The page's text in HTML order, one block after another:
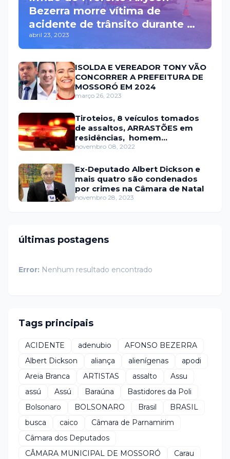
Bezerra morre vítima de
acidente de trânsito durante a
madrugada na BR 110 em
Mossoró
abril 23, 2023
ISOLDA E VEREADOR TONY VÃO
CONCORRER A PREFEITURA DE
MOSSORÓ EM 2024
março 26, 2023
Tiroteios, 8 veículos tomados
de assaltos, ARRASTÕES em
residências, homem
encontrado morto
novembro 08, 2022
Ex-Deputado Albert Dickson e
mais quatro são condenados
por crimes na Câmara de Natal
novembro 28, 2023
últimas postagens
Error: Nenhum resultado encontrado
Tags principais
ACIDENTE adenubio
AFONSO BEZERRA
Albert Dickson
aliança alienígenas
apodi
Areia Branca
ARTISTAS assalto
Assu
assú
Assú Baraúna
Bastidores da Poli
Bolsonaro
BOLSONARO Brasil
BRASIL
busca
caico
Câmara de Parnamirim
Câmara dos Deputados
CÂMARA MUNICIPAL DE MOSSORÓ
Carau